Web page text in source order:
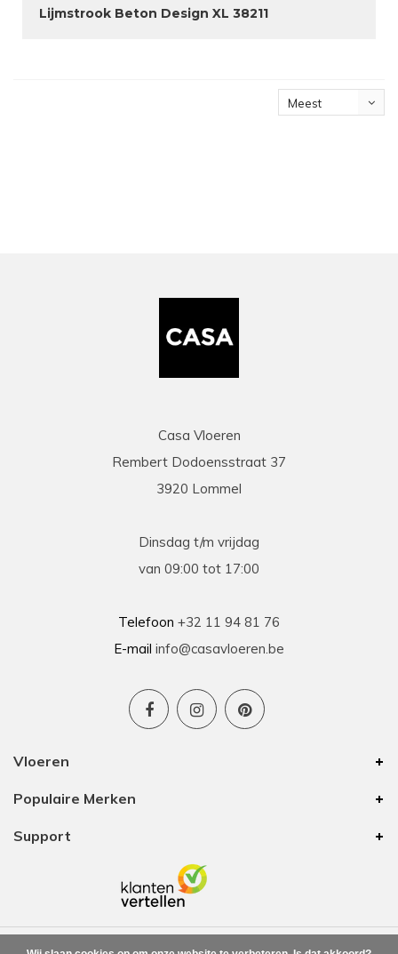
Lijmstrook Beton Design XL 38211
Meest
Casa Vloeren
Rembert Dodoensstraat 37
3920 Lommel
Dinsdag t/m vrijdag
van 09:00 tot 17:00
Telefoon +32 11 94 81 76
E-mail info@casavloeren.be
Vloeren
Populaire Merken
Support